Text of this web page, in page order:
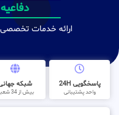
ارائه خدمات
پاسخگویی 24H
واحد پشتیبانی
شبکه
بیش از 34 شعبه